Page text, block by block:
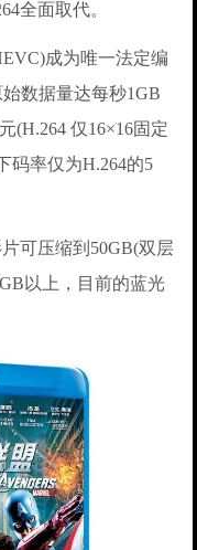
全面取代。
成为唯一法定编
数据量达每秒1GB
(H.264 仅16×16固定
码率仅为H.264的5
可压缩到50GB(双层
以上，目前的蓝光